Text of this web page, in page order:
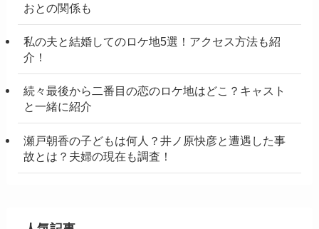
おとの関係も
私の夫と結婚してのロケ地5選！アクセス方法も紹
介！
続々最後から二番目の恋のロケ地はどこ？キャスト
と一緒に紹介
瀬戸朝香の子どもは何人？井ノ原快彦と遭遇した事
故とは？夫婦の現在も調査！